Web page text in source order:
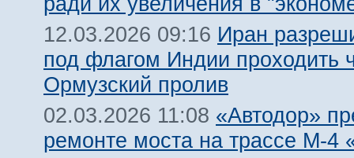
12.03.2026 09:16 Иран
под флагом Индии проходить
Ормузский пролив
02.03.2026 11:08 «Автодор»
ремонте моста на трассе М-4